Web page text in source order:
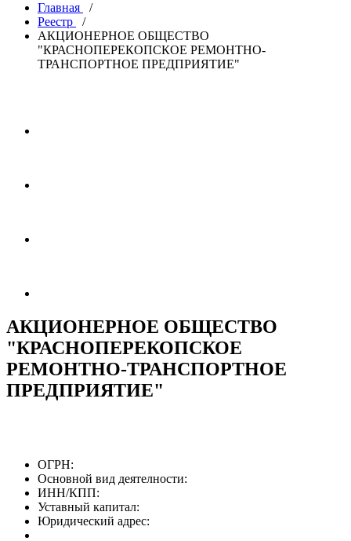
Главная
/
Реестр
/
АКЦИОНЕРНОЕ ОБЩЕСТВО
"КРАСНОПЕРЕКОПСКОЕ РЕМОНТНО-
ТРАНСПОРТНОЕ ПРЕДПРИЯТИЕ"
АКЦИОНЕРНОЕ ОБЩЕСТВО
"КРАСНОПЕРЕКОПСКОЕ
РЕМОНТНО-ТРАНСПОРТНОЕ
ПРЕДПРИЯТИЕ"
ОГРН:
Основной вид деятелности:
ИНН/КПП:
Уставный капитал:
Юридический адрес: